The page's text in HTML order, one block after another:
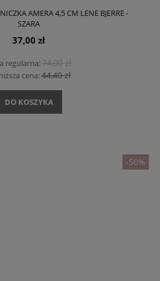
AMERA 4,5 CM LENE BJERRE -
SZARA
37,00 zł
regularna:74,00 zł
cena:44,40 zł
DO KOSZYKA
-50%